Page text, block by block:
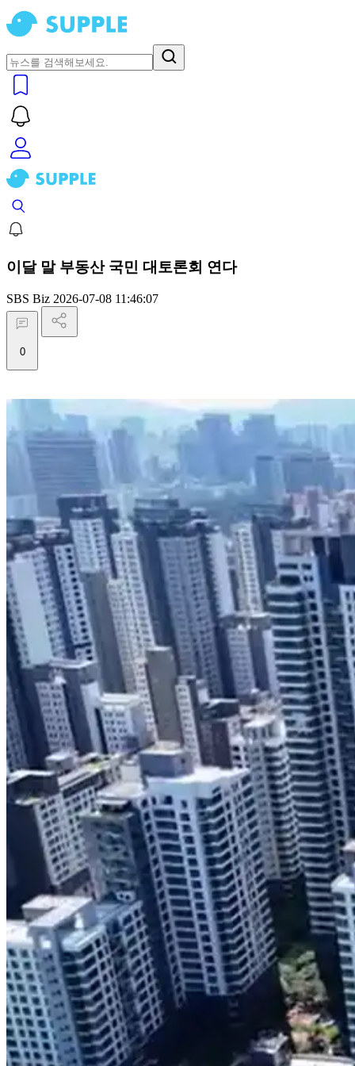
이달 말 부동산 국민 대토론회 연다
SBS Biz 2026-07-08 11:46:07
0